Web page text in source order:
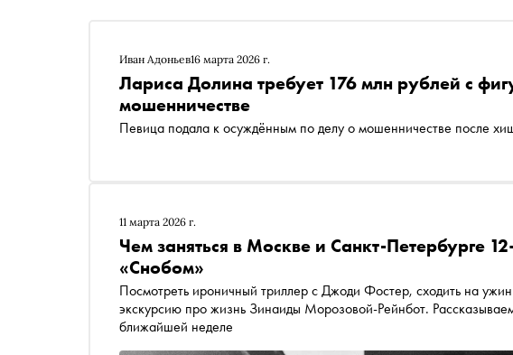
Иван Адоньев16 марта 2026 г.
Лариса Долина требует 176 млн рублей с
мошенничестве
Певица подала к осуждённым по делу о мошенничестве после
11 марта 2026 г.
Чем заняться в Москве и Санкт-Петербурге
«Снобом»
Посмотреть ироничный триллер с Джоди Фостер, сходить на
экскурсию про жизнь Зинаиды Морозовой-Рейнбот.
ближайшей неделе